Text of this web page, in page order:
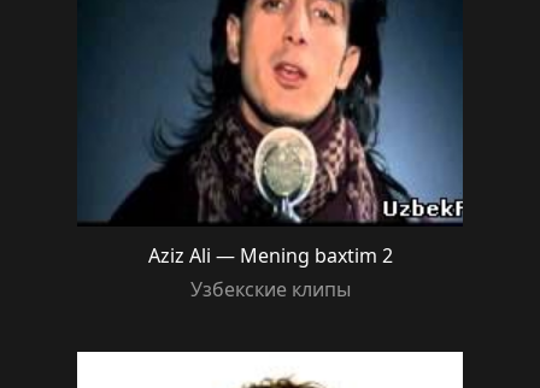
Aziz Ali — Mening baxtim 2
Узбекские клипы